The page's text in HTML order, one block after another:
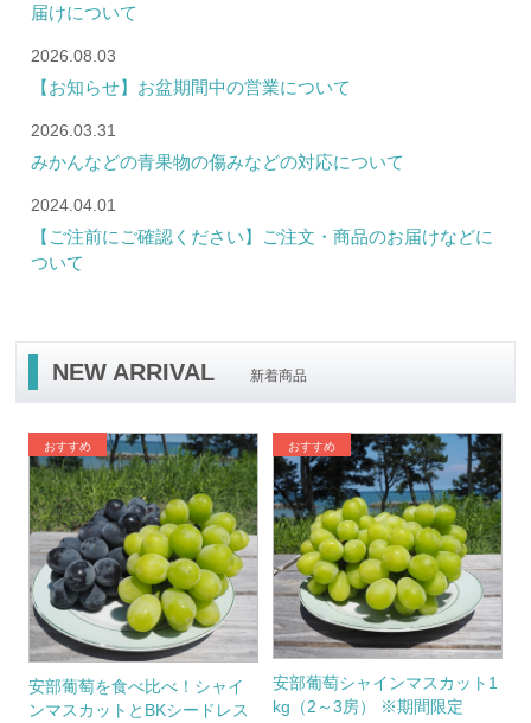
届けについて
2026.08.03
【お知らせ】お盆期間中の営業について
2026.03.31
みかんなどの青果物の傷みなどの対応について
2024.04.01
【ご注前にご確認ください】ご注文・商品のお届けなどに
ついて
NEW ARRIVAL 新着商品
安部葡萄を食べ比べ！シャイ
ンマスカットとBKシードレス
安部葡萄シャインマスカット1
kg（2～3房） ※期間限定